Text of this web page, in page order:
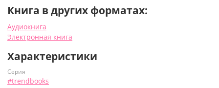
Книга в других форматах:
Аудиокнига
Электронная книга
Характеристики
Серия
#trendbooks